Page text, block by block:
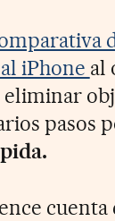
iPhone al
pasos
cuenta